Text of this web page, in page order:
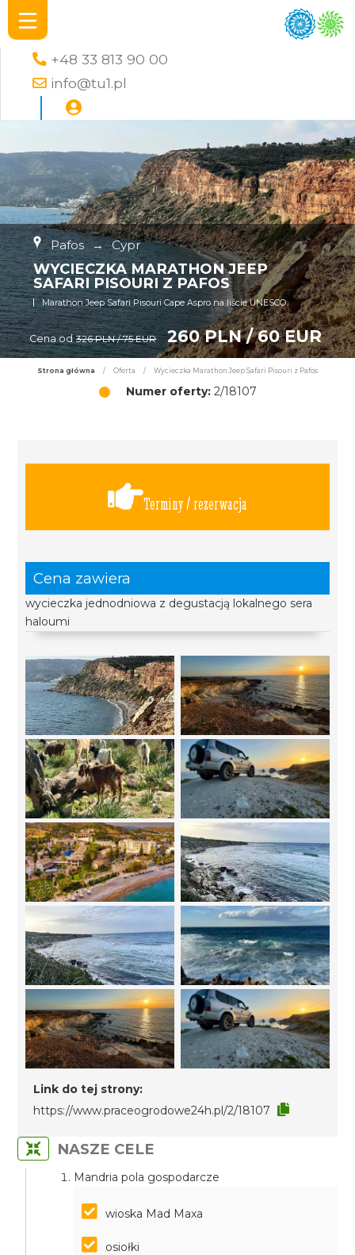
+48 33 813 90 00
info@tu1.pl
Pafos → Cypr
WYCIECZKA MARATHON JEEP
SAFARI PISOURI Z PAFOS
Marathon Jeep Safari Pisouri Cape Aspro na liście UNESCO
Cena od 326 PLN / 75 EUR 260 PLN / 60 EUR
Strona główna / Oferta / Wycieczka Marathon Jeep Safari Pisouri z Pafos
Numer oferty:2/18107
Terminy / rezerwacja
Cena zawiera
wycieczka jednodniowa z degustacją lokalnego sera
haloumi
Link do tej strony:
https://www.praceogrodowe24h.pl/2/18107
NASZE CELE
Mandria pola gospodarcze
wioska Mad Maxa
osiołki